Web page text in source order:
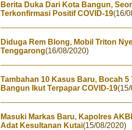
Berita Duka Dari Kota Bangun,
Terkonfirmasi Positif COVID-19(16/
Diduga Rem Blong, Mobil Triton
Tenggarong(16/08/2020)
Tambahan 10 Kasus Baru, Bocah
Bangun Ikut Terpapar COVID-19
Masuki Markas Baru, Kapolres
Adat Kesultanan Kutai(15/08/2020)